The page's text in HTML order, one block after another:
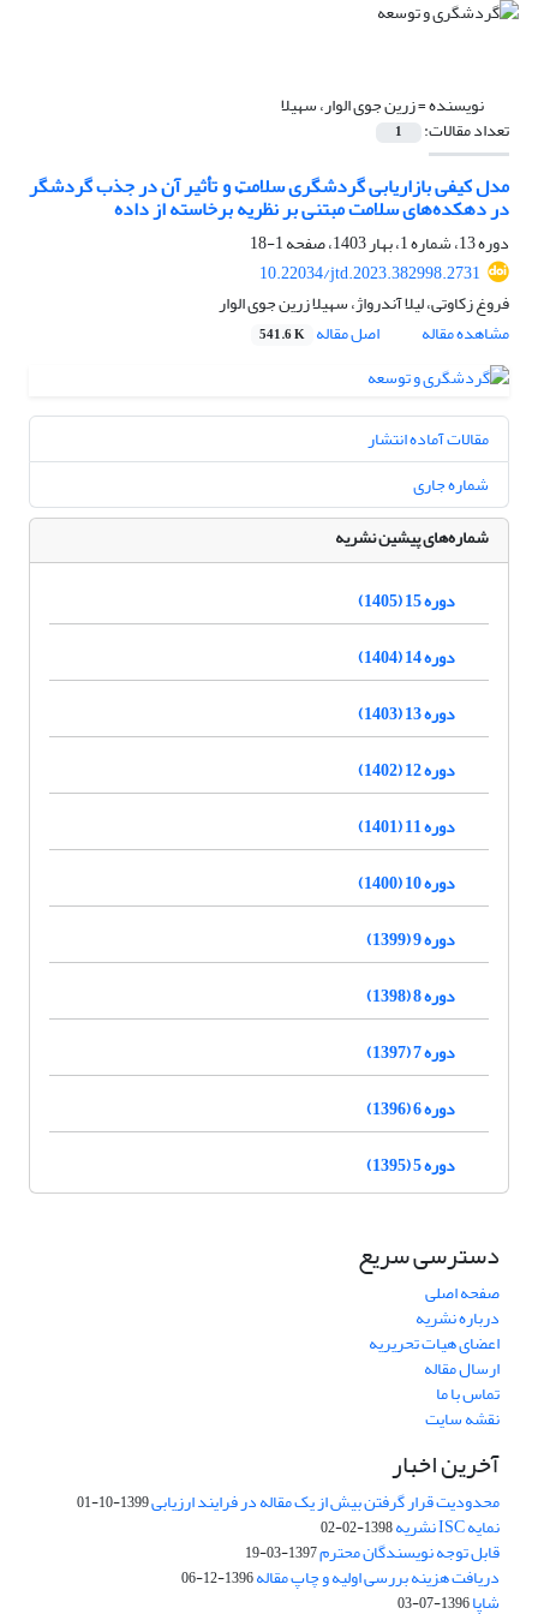
نویسنده =زرین جوی الوار، سهیلا
تعداد مقالات: 1
مدل کیفی بازاریابی گردشگری سلامت و تأثیر آن در جذب گردشگر
در دهکده‌های سلامت مبتنی بر نظریهٔ برخاسته از داده
دوره 13، شماره 1، بهار 1403، صفحه
1-18
10.22034/jtd.2023.382998.2731
فروغ زکاوتی، لیلا آندرواژ، سهیلا زرین جوی الوار
مشاهده مقاله
اصل مقاله 541.6 K
مقالات آماده انتشار
شماره جاری
شماره‌های پیشین نشریه
دوره 15 (1405)
دوره 14 (1404)
دوره 13 (1403)
دوره 12 (1402)
دوره 11 (1401)
دوره 10 (1400)
دوره 9 (1399)
دوره 8 (1398)
دوره 7 (1397)
دوره 6 (1396)
دوره 5 (1395)
دسترسی سریع
صفحه اصلی
درباره نشریه
اعضای هیات تحریریه
ارسال مقاله
تماس با ما
نقشه سایت
آخرین اخبار
محدودیت قرار گرفتن بیش از یک مقاله در فرایند ارزیابی1399-10-01
نمایه ISC نشریه 1398-02-02
قابل توجه نویسندگان محترم1397-03-19
دریافت هزینه بررسی اولیه و چاپ مقاله1396-12-06
شاپا1396-07-03